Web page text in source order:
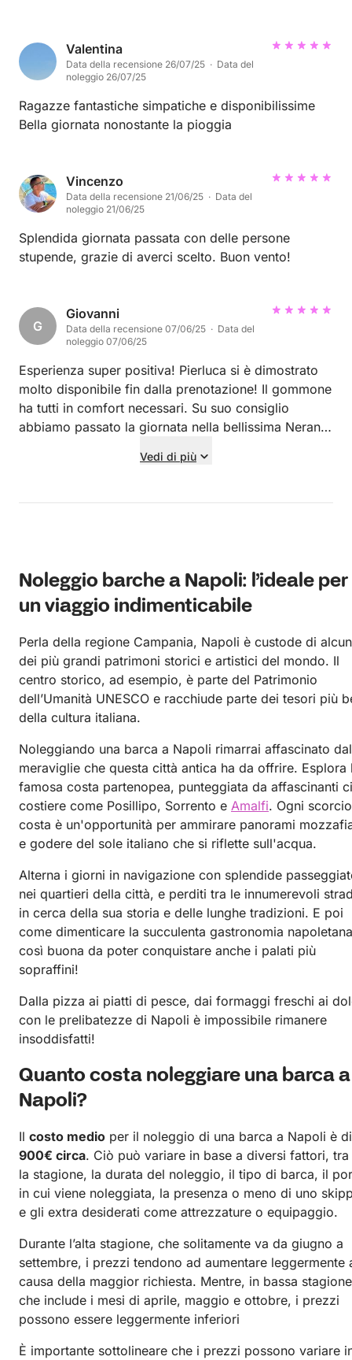
che gli ospiti siano stati bene a bordo della Mariny e
che ritornino ancora a trovarci
Valentina
Data della recensione 26/07/25 · Data del
noleggio 26/07/25
Ragazze fantastiche simpatiche e disponibilissime
Bella giornata nonostante la pioggia
Vincenzo
Data della recensione 21/06/25 · Data del
noleggio 21/06/25
Splendida giornata passata con delle persone
stupende, grazie di averci scelto. Buon vento!
G
Giovanni
Data della recensione 07/06/25 · Data del
noleggio 07/06/25
Esperienza super positiva! Pierluca si è dimostrato
molto disponibile fin dalla prenotazione! Il gommone
ha tutti in comfort necessari. Su suo consiglio
abbiamo passato la giornata nella bellissima Nerano
Vedi di più
Noleggio barche a Napoli: l’ideale per
un viaggio indimenticabile
Perla della regione Campania, Napoli è custode di
dei più grandi patrimoni storici e artistici del mondo. Il
centro storico, ad esempio, è parte del Patrimonio
dell’Umanità UNESCO e racchiude parte dei tesori più
della cultura italiana.
Noleggiando una barca a Napoli rimarrai affascinato
meraviglie che questa città antica ha da offrire. Esplora
famosa costa partenopea, punteggiata da affascinanti
costiere come Posillipo, Sorrento e Amalfi. Ogni
costa è un'opportunità per ammirare panorami
e godere del sole italiano che si riflette sull'acqua.
Alterna i giorni in navigazione con splendide
nei quartieri della città, e perditi tra le innumerevoli
in cerca della sua storia e delle lunghe tradizioni. E poi
come dimenticare la succulenta gastronomia
così buona da poter conquistare anche i palati più
sopraffini!
Dalla pizza ai piatti di pesce, dai formaggi freschi ai
con le prelibatezze di Napoli è impossibile rimanere
insoddisfatti!
Quanto costa noleggiare una barca a
Napoli?
Il costo medio per il noleggio di una barca a Napoli è di
900€ circa. Ciò può variare in base a diversi fattori, tra
la stagione, la durata del noleggio, il tipo di barca, il
in cui viene noleggiata, la presenza o meno di uno
e gli extra desiderati come attrezzature o equipaggio.
Durante l’alta stagione, che solitamente va da giugno a
settembre, i prezzi tendono ad aumentare leggermente
causa della maggior richiesta. Mentre, in bassa
che include i mesi di aprile, maggio e ottobre, i prezzi
possono essere leggermente inferiori
È importante sottolineare che i prezzi possono variare